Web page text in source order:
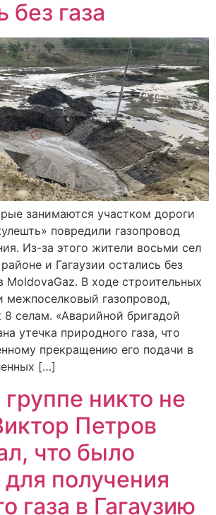
без газа
занимаются участком дороги
повредили газопровод
Из-за этого жители восьми сел
и Гагаузии остались без
MoldovaGaz. В ходе строительных
межпоселковый газопровод,
8 селам. «Аварийной бригадой
утечка природного газа, что
прекращению его подачи в
[…]
никто не
Петров
что было
получения
газа в Гагаузию